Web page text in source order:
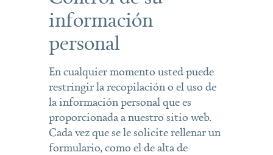
información
personal
En cualquier momento usted puede
restringir la recopilación o el uso de
la información personal que es
proporcionada a nuestro sitio web.
Cada vez que se le solicite rellenar un
formulario, como el de alta de